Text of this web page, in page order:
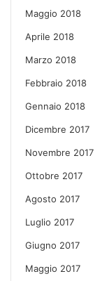
Maggio 2018
Aprile 2018
Marzo 2018
Febbraio 2018
Gennaio 2018
Dicembre 2017
Novembre 2017
Ottobre 2017
Agosto 2017
Luglio 2017
Giugno 2017
Maggio 2017